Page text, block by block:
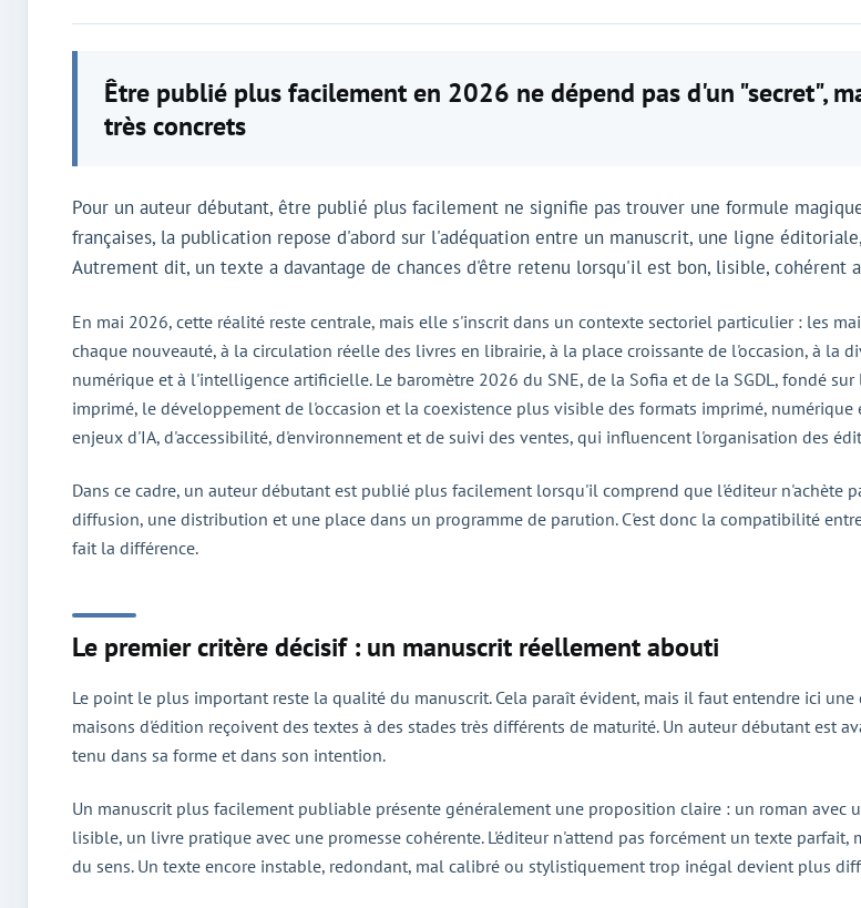
Être publié plus facilement en 2026 ne dépend pas d'un "secret",
très concrets
Pour un auteur débutant, être publié plus facilement ne signifie pas trouver une formule
françaises, la publication repose d'abord sur l'adéquation entre un manuscrit, une ligne
Autrement dit, un texte a davantage de chances d'être retenu lorsqu'il est bon, lisible,
En mai 2026, cette réalité reste centrale, mais elle s'inscrit dans un contexte sectoriel particulier : les
chaque nouveauté, à la circulation réelle des livres en librairie, à la place croissante de l'occasion, à la
numérique et à l'intelligence artificielle. Le baromètre 2026 du SNE, de la Sofia et de la SGDL, fondé
imprimé, le développement de l'occasion et la coexistence plus visible des formats imprimé,
enjeux d'IA, d'accessibilité, d'environnement et de suivi des ventes, qui influencent l'organisation des
Dans ce cadre, un auteur débutant est publié plus facilement lorsqu'il comprend que l'éditeur
diffusion, une distribution et une place dans un programme de parution. C'est donc la compatibilité
fait la différence.
Le premier critère décisif : un manuscrit réellement abouti
Le point le plus important reste la qualité du manuscrit. Cela paraît évident, mais il faut entendre ici
maisons d'édition reçoivent des textes à des stades très différents de maturité. Un auteur débutant est
tenu dans sa forme et dans son intention.
Un manuscrit plus facilement publiable présente généralement une proposition claire : un roman avec
lisible, un livre pratique avec une promesse cohérente. L'éditeur n'attend pas forcément un texte
du sens. Un texte encore instable, redondant, mal calibré ou stylistiquement trop inégal devient plus